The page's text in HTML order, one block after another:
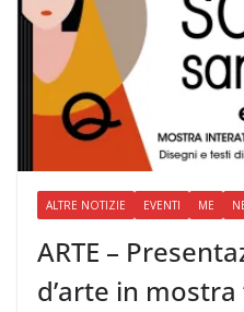
ALTRE NOTIZIE EVENTI ME
ARTE –
d’arte in mostra